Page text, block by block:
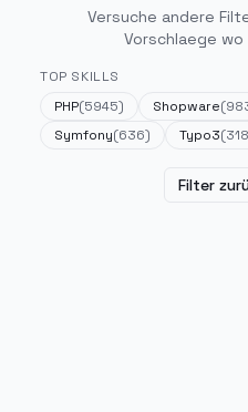
Versuche andere
Vorschlaege
TOP SKILLS
PHP(5945) Shopware(
Symfony(636) Typo3(318
Filter